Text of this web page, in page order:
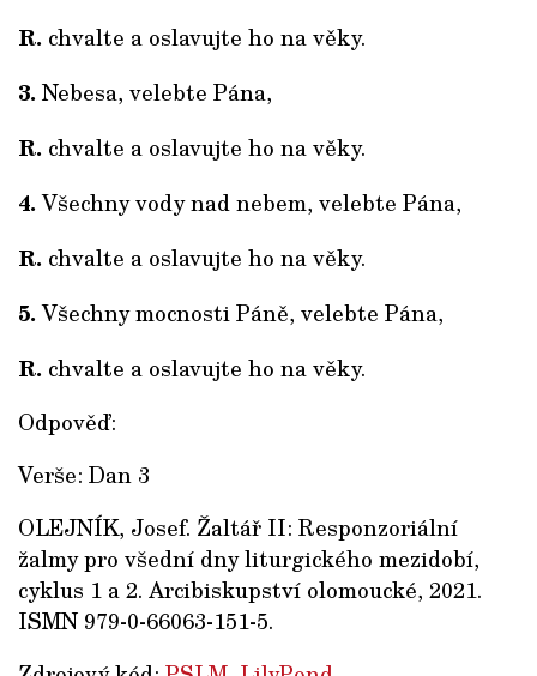
R. chvalte a oslavujte ho na věky.
3. Nebesa, velebte Pána,
R. chvalte a oslavujte ho na věky.
4.Všechny vody nad nebem, velebte Pána,
R. chvalte a oslavujte ho na věky.
5.Všechny mocnosti Páně, velebte Pána,
R. chvalte a oslavujte ho na věky.
Odpověď:
Verše: Dan 3
OLEJNÍK, Josef. Žaltář II: Responzoriální
žalmy pro všední dny liturgického mezidobí,
cyklus 1 a 2. Arcibiskupství olomoucké, 2021.
ISMN 979-0-66063-151-5.